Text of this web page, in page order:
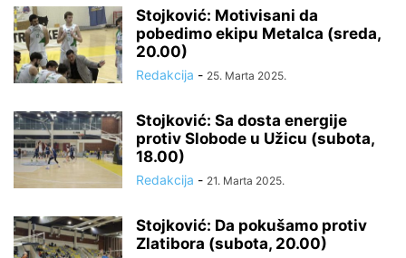
Stojković: Motivisani da
pobedimo ekipu Metalca (sreda,
20.00)
Redakcija - 25. Marta 2025.
Stojković: Sa dosta energije
protiv Slobode u Užicu (subota,
18.00)
Redakcija - 21. Marta 2025.
Stojković: Da pokušamo protiv
Zlatibora (subota, 20.00)